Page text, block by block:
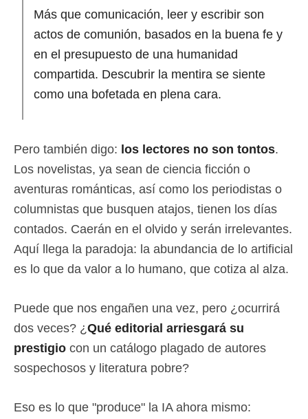
Más que comunicación, leer y escribir son
actos de comunión, basados en la buena fe y
en el presupuesto de una humanidad
compartida. Descubrir la mentira se siente
como una bofetada en plena cara.
Pero también digo: los lectores no son tontos.
Los novelistas, ya sean de ciencia ficción o
aventuras románticas, así como los periodistas o
columnistas que busquen atajos, tienen los días
contados. Caerán en el olvido y serán irrelevantes.
Aquí llega la paradoja: la abundancia de lo artificial
es lo que da valor a lo humano, que cotiza al alza.
Puede que nos engañen una vez, pero ¿ocurrirá
dos veces? ¿ Qué editorial arriesgará su
prestigio con un catálogo plagado de autores
sospechosos y literatura pobre?
Eso es lo que "produce" la IA ahora mismo: